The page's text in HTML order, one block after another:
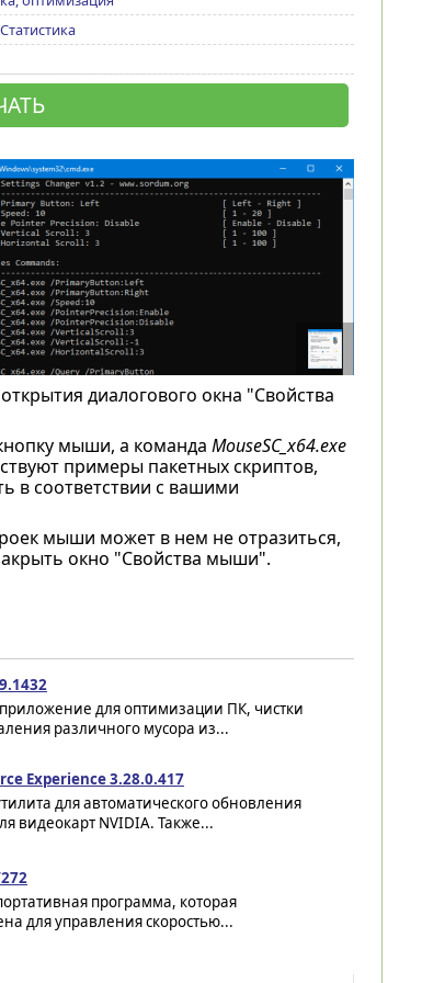
Статистика
диалогового окна "Свойства
мыши, а команда MouseSC_x64.exe
примеры пакетных скриптов,
в соответствии с вашими
мыши может в нем не отразиться,
окно "Свойства мыши".
для оптимизации ПК, чистки
различного мусора из...
Experience 3.28.0.417
для автоматического обновления
видеокарт NVIDIA. Также...
программа, которая
для управления скоростью...